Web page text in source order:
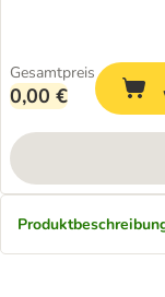
Gesamtpreis
0,00 €